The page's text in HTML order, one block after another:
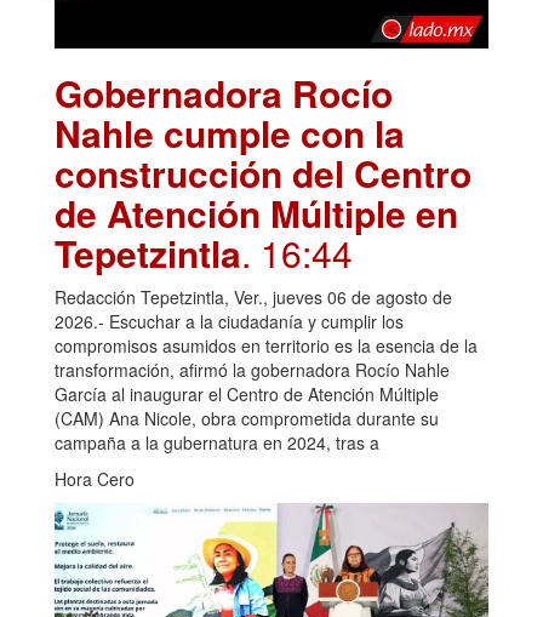
Gobernadora Rocío
Nahle cumple con la
construcción del Centro
de Atención Múltiple en
Tepetzintla. 16:44
Redacción Tepetzintla, Ver., jueves 06 de agosto de
2026.- Escuchar a la ciudadanía y cumplir los
compromisos asumidos en territorio es la esencia de la
transformación, afirmó la gobernadora Rocío Nahle
García al inaugurar el Centro de Atención Múltiple
(CAM) Ana Nicole, obra comprometida durante su
campaña a la gubernatura en 2024, tras a
Hora Cero